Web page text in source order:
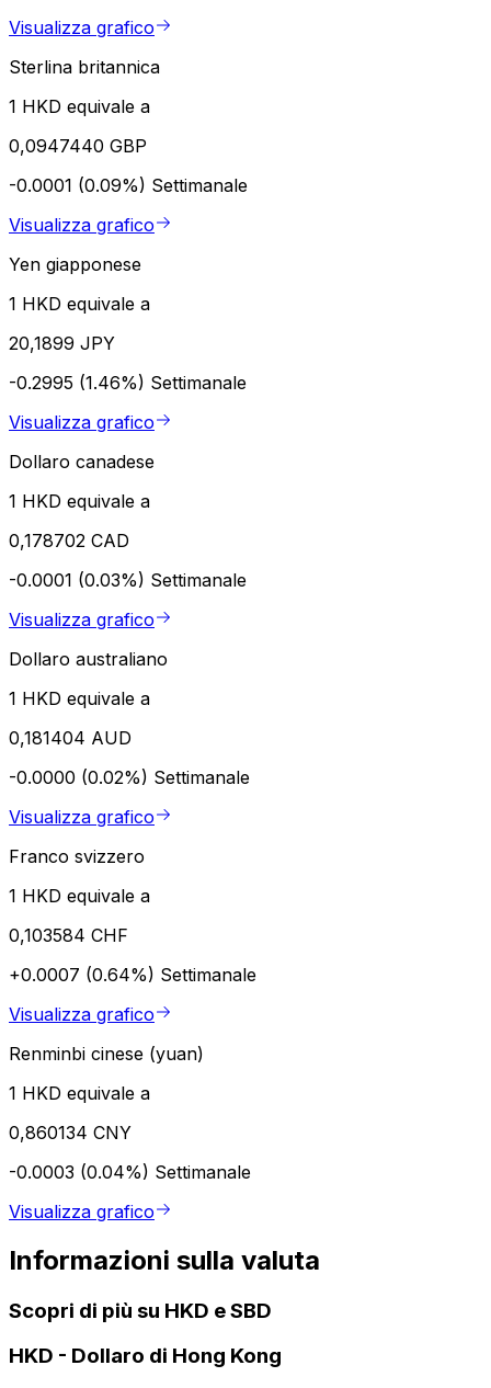
Visualizza grafico
Sterlina britannica
1 HKD equivale a
0,0947440 GBP
-0.0001 (0.09%) Settimanale
Visualizza grafico
Yen giapponese
1 HKD equivale a
20,1899 JPY
-0.2995 (1.46%) Settimanale
Visualizza grafico
Dollaro canadese
1 HKD equivale a
0,178702 CAD
-0.0001 (0.03%) Settimanale
Visualizza grafico
Dollaro australiano
1 HKD equivale a
0,181404 AUD
-0.0000 (0.02%) Settimanale
Visualizza grafico
Franco svizzero
1 HKD equivale a
0,103584 CHF
+0.0007 (0.64%) Settimanale
Visualizza grafico
Renminbi cinese (yuan)
1 HKD equivale a
0,860134 CNY
-0.0003 (0.04%) Settimanale
Visualizza grafico
Informazioni sulla valuta
Scopri di più su HKD e SBD
HKD - Dollaro di Hong Kong